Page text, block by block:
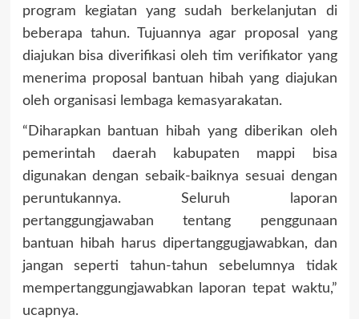
program kegiatan yang sudah berkelanjutan di
beberapa tahun. Tujuannya agar proposal yang
diajukan bisa diverifikasi oleh tim verifikator yang
menerima proposal bantuan hibah yang diajukan
oleh organisasi lembaga kemasyarakatan.
“Diharapkan bantuan hibah yang diberikan oleh
pemerintah daerah kabupaten mappi bisa
digunakan dengan sebaik-baiknya sesuai dengan
peruntukannya. Seluruh laporan
pertanggungjawaban tentang penggunaan
bantuan hibah harus dipertanggugjawabkan, dan
jangan seperti tahun-tahun sebelumnya tidak
mempertanggungjawabkan laporan tepat waktu,”
ucapnya.